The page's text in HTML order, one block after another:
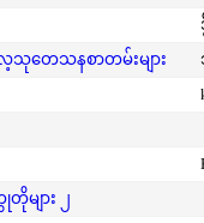
ေ့သုတေသနစာတမ်းများ
များ ၂